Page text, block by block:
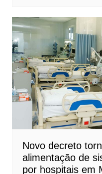
Novo decreto
alimentação de
por hospitais em